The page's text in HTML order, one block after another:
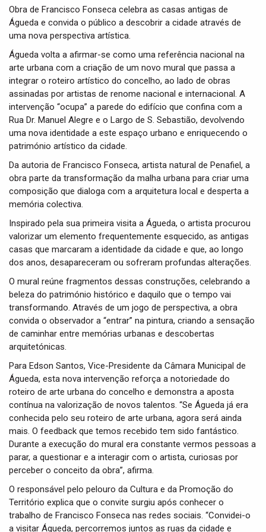
Obra de Francisco Fonseca celebra as casas antigas de
Águeda e convida o público a descobrir a cidade através de
uma nova perspectiva artística.
Águeda volta a afirmar-se como uma referência nacional na
arte urbana com a criação de um novo mural que passa a
integrar o roteiro artístico do concelho, ao lado de obras
assinadas por artistas de renome nacional e internacional. A
intervenção “ocupa” a parede do edifício que confina com a
Rua Dr. Manuel Alegre e o Largo de S. Sebastião, devolvendo
uma nova identidade a este espaço urbano e enriquecendo o
património artístico da cidade.
Da autoria de Francisco Fonseca, artista natural de Penafiel, a
obra parte da transformação da malha urbana para criar uma
composição que dialoga com a arquitetura local e desperta a
memória colectiva.
Inspirado pela sua primeira visita a Águeda, o artista procurou
valorizar um elemento frequentemente esquecido, as antigas
casas que marcaram a identidade da cidade e que, ao longo
dos anos, desapareceram ou sofreram profundas alterações.
O mural reúne fragmentos dessas construções, celebrando a
beleza do património histórico e daquilo que o tempo vai
transformando. Através de um jogo de perspectiva, a obra
convida o observador a “entrar” na pintura, criando a sensação
de caminhar entre memórias urbanas e descobertas
arquitetónicas.
Para Edson Santos, Vice-Presidente da Câmara Municipal de
Águeda, esta nova intervenção reforça a notoriedade do
roteiro de arte urbana do concelho e demonstra a aposta
contínua na valorização de novos talentos. “Se Águeda já era
conhecida pelo seu roteiro de arte urbana, agora será ainda
mais. O feedback que temos recebido tem sido fantástico.
Durante a execução do mural era constante vermos pessoas a
parar, a questionar e a interagir com o artista, curiosas por
perceber o conceito da obra”, afirma.
O responsável pelo pelouro da Cultura e da Promoção do
Território explica que o convite surgiu após conhecer o
trabalho de Francisco Fonseca nas redes sociais. “Convidei-o
a visitar Águeda, percorremos juntos as ruas da cidade e